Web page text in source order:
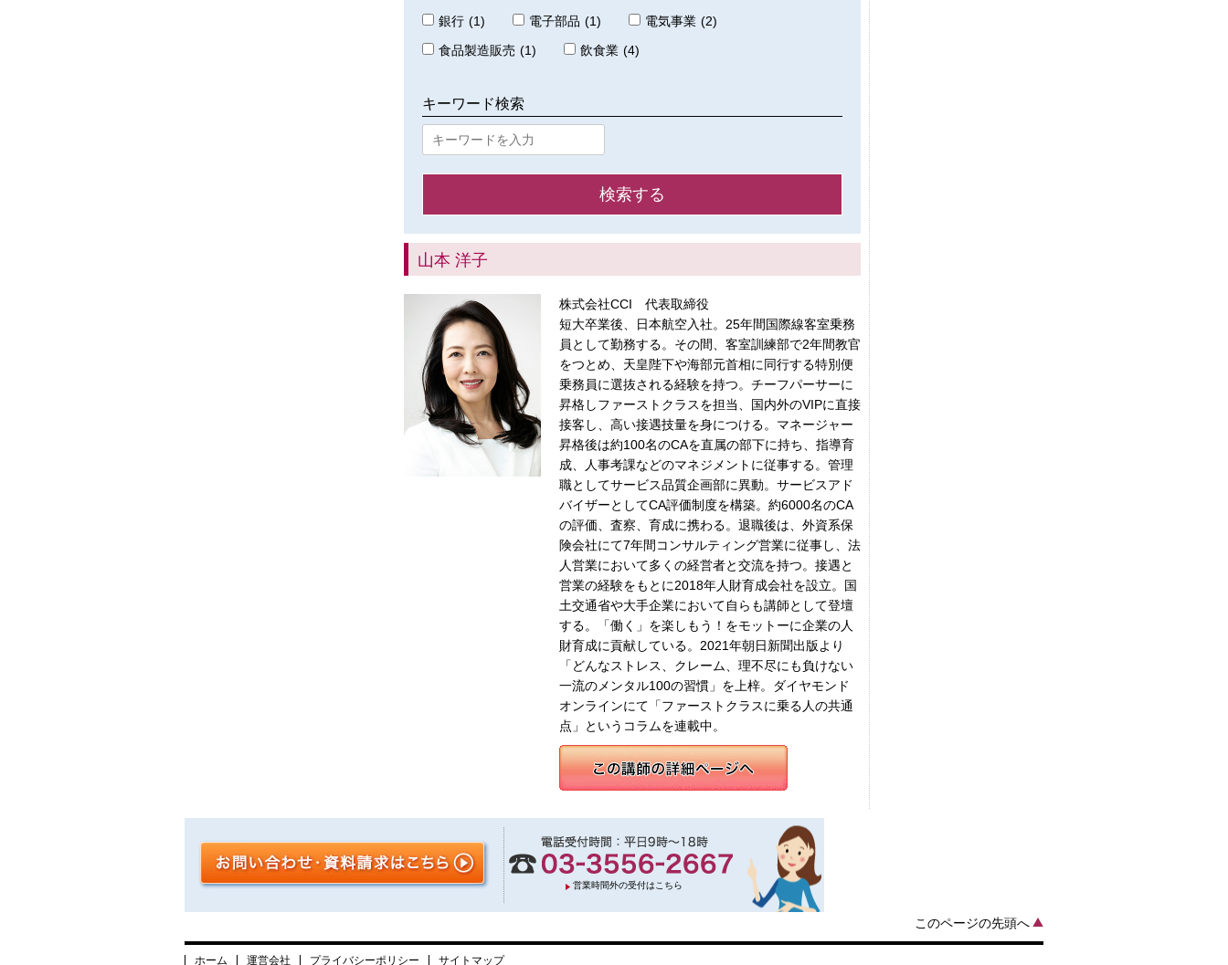
銀行 (1) 電子部品 (1) 電気事業 (2)
食品製造販売 (1) 飲食業 (4)
キーワード検索
山本 洋子
株式会社CCI 代表取締役
短大卒業後、日本航空入社。25年間国際線客室乗務
員として勤務する。その間、客室訓練部で2年間教官
をつとめ、天皇陛下や海部元首相に同行する特別便
乗務員に選抜される経験を持つ。チーフパーサーに
昇格しファーストクラスを担当、国内外のVIPに直接
接客し、高い接遇技量を身につける。マネージャー
昇格後は約100名のCAを直属の部下に持ち、指導育
成、人事考課などのマネジメントに従事する。管理
職としてサービス品質企画部に異動。サービスアド
バイザーとしてCA評価制度を構築。約6000名のCA
の評価、査察、育成に携わる。退職後は、外資系保
険会社にて7年間コンサルティング営業に従事し、法
人営業において多くの経営者と交流を持つ。接遇と
営業の経験をもとに2018年人財育成会社を設立。国
土交通省や大手企業において自らも講師として登壇
する。「働く」を楽しもう！をモットーに企業の人
財育成に貢献している。2021年朝日新聞出版より
「どんなストレス、クレーム、理不尽にも負けない
一流のメンタル100の習慣」を上梓。ダイヤモンド
オンラインにて「ファーストクラスに乗る人の共通
点」というコラムを連載中。
営業時間外の受付はこちら
このページの先頭へ
ホーム 運営会社 プライバシーポリシー サイトマップ